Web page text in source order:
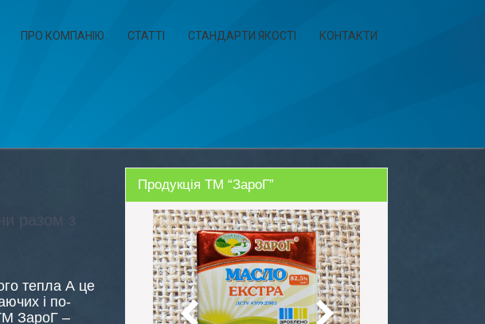
ПРО КОМПАНІЮ СТАТТІ СТАНДАРТИ ЯКОСТІ КОНТАКТИ
разом з
тепла А це
і по-
ЗароГ –
Продукція ТМ “ЗароГ”